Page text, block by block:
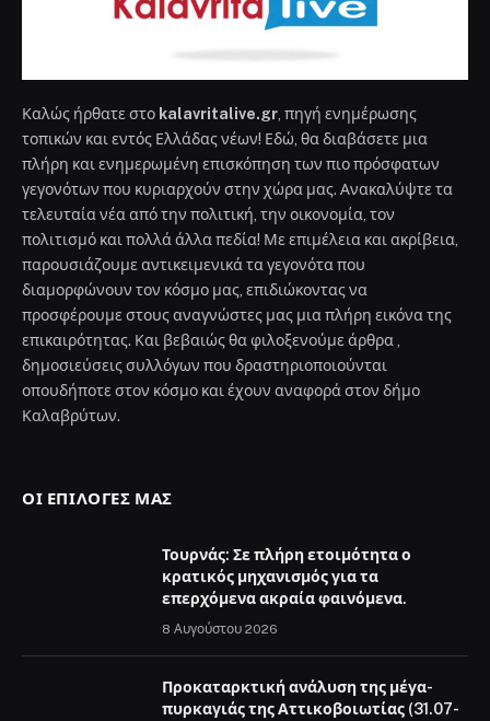
Καλώς ήρθατε στο kalavritalive.gr , πηγή ενημέρωσης
τοπικών και εντός Ελλάδας νέων! Εδώ, θα διαβάσετε μια
πλήρη και ενημερωμένη επισκόπηση των πιο πρόσφατων
γεγονότων που κυριαρχούν στην χώρα μας. Ανακαλύψτε τα
τελευταία νέα από την πολιτική, την οικονομία, τον
πολιτισμό και πολλά άλλα πεδία! Με επιμέλεια και ακρίβεια,
παρουσιάζουμε αντικειμενικά τα γεγονότα που
διαμορφώνουν τον κόσμο μας, επιδιώκοντας να
προσφέρουμε στους αναγνώστες μας μια πλήρη εικόνα της
επικαιρότητας. Και βεβαιώς θα φιλοξενούμε άρθρα ,
δημοσιεύσεις συλλόγων που δραστηριοποιούνται
οπουδήποτε στον κόσμο και έχουν αναφορά στον δήμο
Καλαβρύτων.
ΟΙ ΕΠΙΛΟΓΈΣ ΜΑΣ
Τουρνάς: Σε πλήρη ετοιμότητα ο
κρατικός μηχανισμός για τα
επερχόμενα ακραία φαινόμενα.
8 Αυγούστου 2026
Προκαταρκτική ανάλυση της μέγα-
πυρκαγιάς της Αττικοβοιωτίας (31.07-